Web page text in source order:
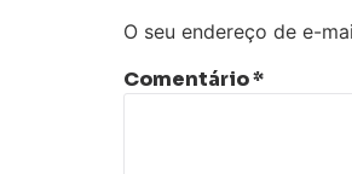
O seu endereço de e-
Comentário*